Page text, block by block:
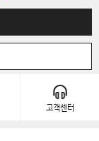
고객센터